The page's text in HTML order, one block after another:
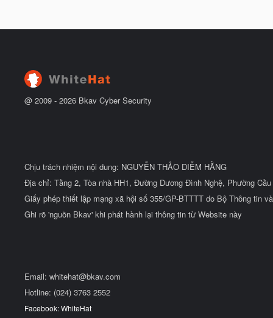
@ 2009 - 2026 Bkav Cyber Security
Chịu trách nhiệm nội dung: NGUYỄN THẢO DIỄM HẰNG
Địa chỉ: Tầng 2, Tòa nhà HH1, Đường Dương Đình Nghệ, Phường
Giấy phép thiết lập mạng xã hội số 355/GP-BTTTT do Bộ Thông tin
Ghi rõ 'nguồn Bkav' khi phát hành lại thông tin từ Website này
Email: whitehat@bkav.com
Hotline: (024) 3763 2552
Facebook: WhiteHat